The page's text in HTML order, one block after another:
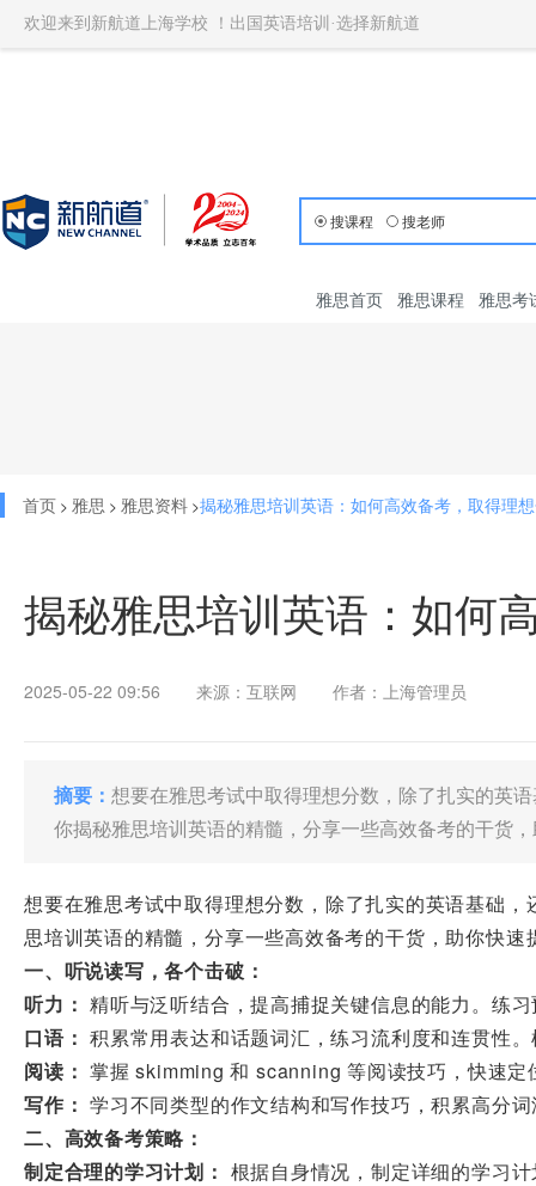
欢迎来到新航道上海学校 ！出国英语培训·选择新航道
搜课程 搜老师
雅思首页 雅思课程 雅思考
首页 > 雅思 > 雅思资料 >揭秘雅思培训英语：如何高效备考，取得理
揭秘雅思培训英语：如何
2025-05-22 09:56 来源：互联网 作者：上海管理员
摘要： 想要在雅思考试中取得理想分数，除了扎实的英
你揭秘雅思培训英语的精髓，分享一些高效备考的干货
想要在雅思考试中取得理想分数，除了扎实的英语基础
思培训英语的精髓，分享一些高效备考的干货，助你快速
一、听说读写，各个击破：
听力： 精听与泛听结合，提高捕捉关键信息的能力。练
口语： 积累常用表达和话题词汇，练习流利度和连贯性
阅读： 掌握 skimming 和 scanning 等阅读技巧，快速
写作： 学习不同类型的作文结构和写作技巧，积累高分
二、高效备考策略：
制定合理的学习计划： 根据自身情况，制定详细的学习